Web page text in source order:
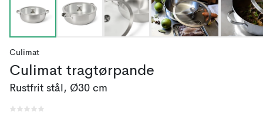
Culimat
Culimat tragtørpande
Rustfrit stål, Ø30 cm